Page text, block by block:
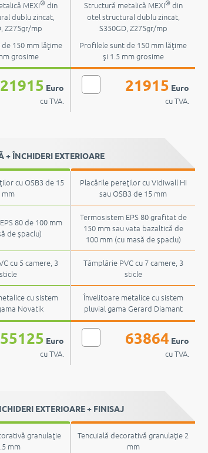
MEXI®din
dublu zincat,
Z275gr/mp
150 mm lăţime
grosime
Structură metalică MEXI®din
otel structural dublu zincat,
S350GD, Z275gr/mp
Profilele sunt de 150 mm lăţime
şi 1.5 mm grosime
21915 Euro
cu TVA.
21915 Euro
cu TVA.
+ ÎNCHIDERI EXTERIOARE
cu OSB3 de 15
mm
Placările pereţilor cu Vidiwall HI
sau OSB3 de 15 mm
80 de 100 mm
de şpaclu)
Termosistem EPS 80 grafitat de
150 mm sau vata bazaltică de
100 mm (cu masă de şpaclu)
cu 5 camere, 3
sticle
Tâmplărie PVC cu 7 camere, 3
sticle
cu sistem
Novatik
Învelitoare metalice cu sistem
pluvial gama Gerard Diamant
55125 Euro
cu TVA.
63864 Euro
cu TVA.
EXTERIOARE + FINISAJ
granulaţie
mm
Tencuială decorativă granulaţie 2
mm